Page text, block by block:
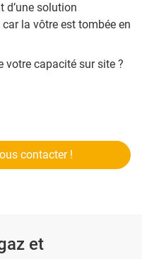
d’une solution
la vôtre est tombée en
votre capacité sur site ?
contacter !
et